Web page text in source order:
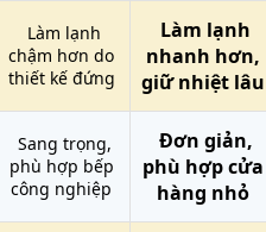
Làm lạnh
chậm hơn do
thiết kế đứng
Làm lạnh
nhanh hơn,
giữ nhiệt lâu
Sang trọng,
phù hợp bếp
công nghiệp
Đơn giản,
phù hợp cửa
hàng nhỏ